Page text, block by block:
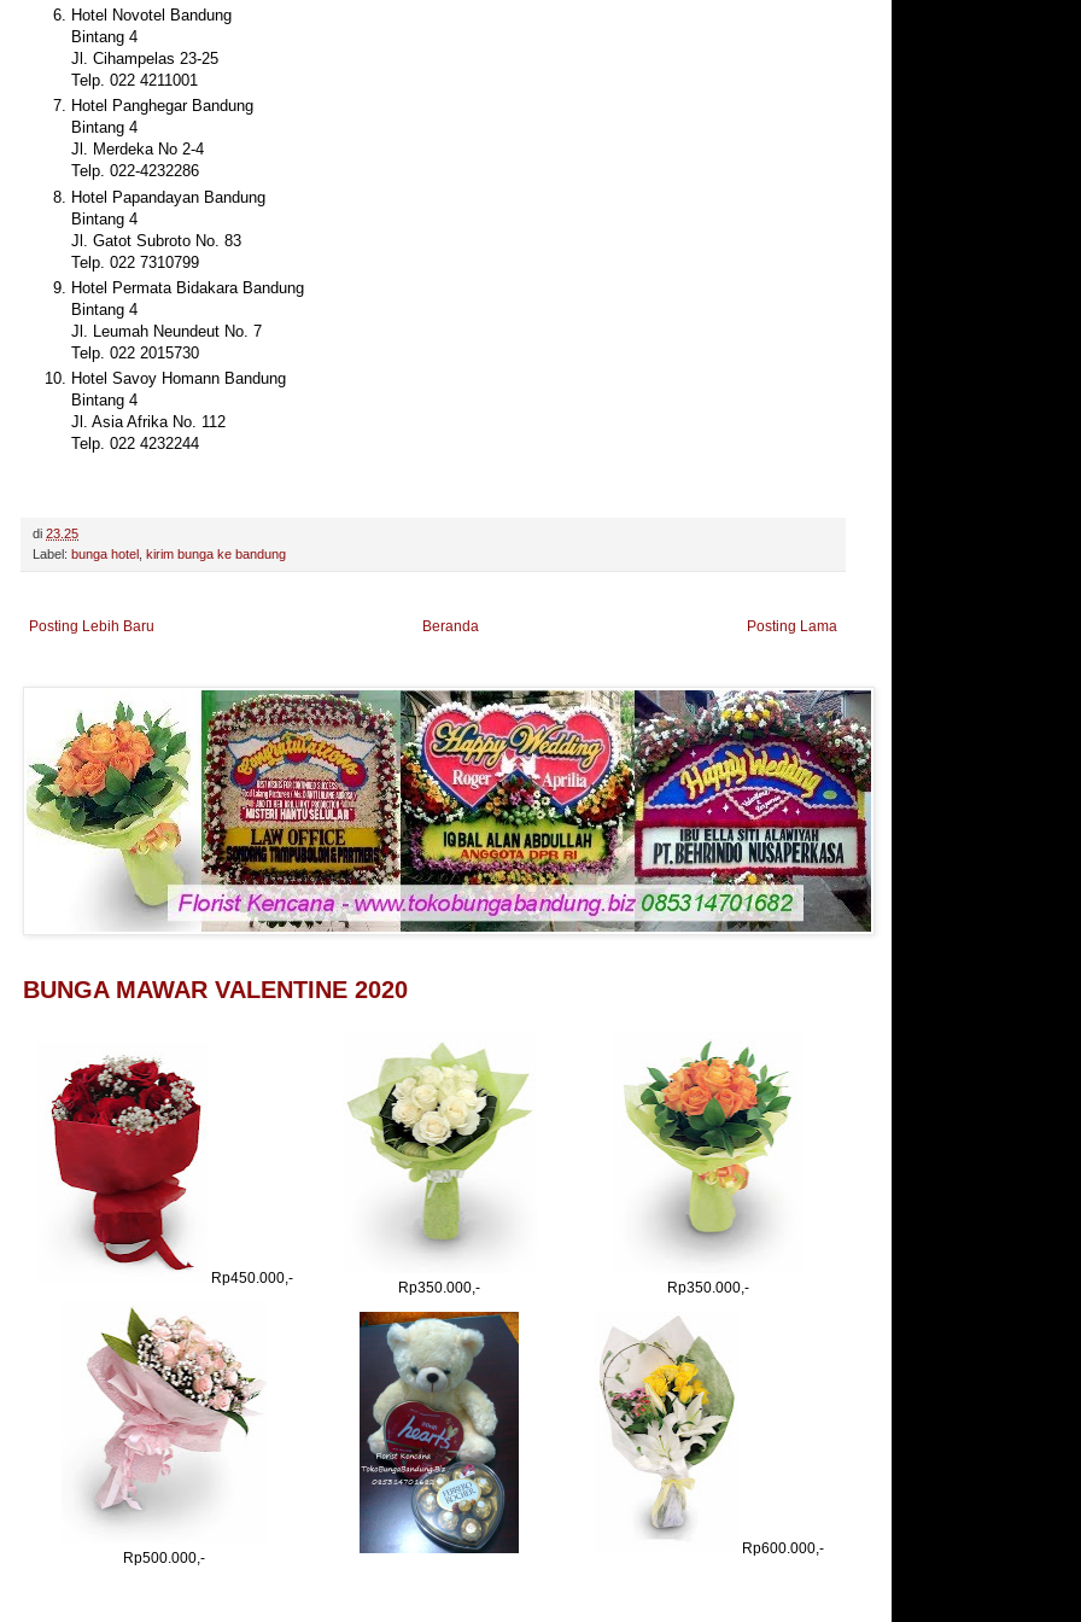
Hotel Novotel Bandung
Bintang 4
Jl. Cihampelas 23-25
Telp. 022 4211001
Hotel Panghegar Bandung
Bintang 4
Jl. Merdeka No 2-4
Telp. 022-4232286
Hotel Papandayan Bandung
Bintang 4
Jl. Gatot Subroto No. 83
Telp. 022 7310799
Hotel Permata Bidakara Bandung
Bintang 4
Jl. Leumah Neundeut No. 7
Telp. 022 2015730
Hotel Savoy Homann Bandung
Bintang 4
Jl. Asia Afrika No. 112
Telp. 022 4232244
di 23.25
Label: bunga hotel kirim bunga ke bandung
Posting Lebih Baru Posting Lama
Beranda
BUNGA MAWAR VALENTINE 2020
Rp450.000,-
Rp350.000,- Rp350.000,-
Rp500.000,-
Rp600.000,-